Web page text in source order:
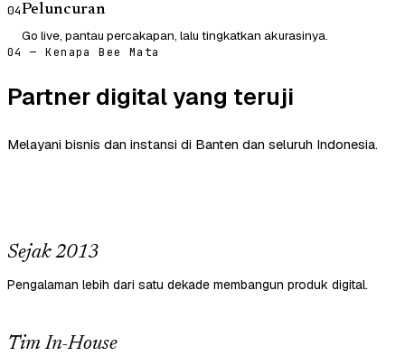
04Peluncuran
Go live, pantau percakapan, lalu tingkatkan akurasinya.
04 — Kenapa Bee Mata
Partner digital yang teruji
Melayani bisnis dan instansi di Banten dan seluruh Indonesia.
Sejak 2013
Pengalaman lebih dari satu dekade membangun produk digital.
Tim In-House